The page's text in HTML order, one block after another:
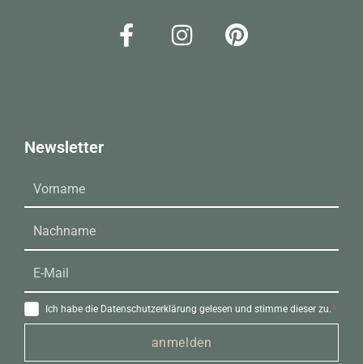
Newsletter
Ich habe die Datenschutzerklärung gelesen und stimme dieser zu.
anmelden